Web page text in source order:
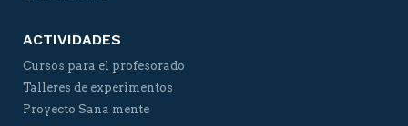
ACTIVIDADES
Cursos para el profesorado
Talleres de experimentos
Proyecto Sana mente